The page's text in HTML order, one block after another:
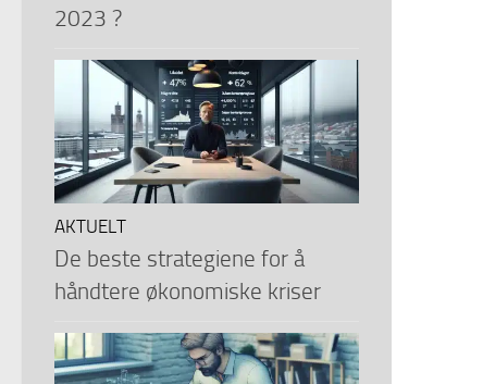
2023 ?
AKTUELT
De beste strategiene for å
håndtere økonomiske kriser